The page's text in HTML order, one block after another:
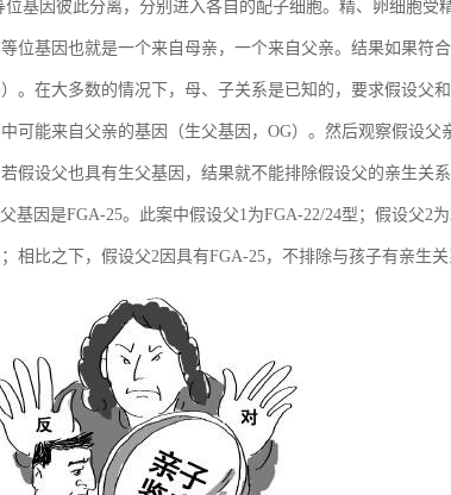
基因彼此分离，分别进入各自的配子细胞。精、卵细胞受
位基因也就是一个来自母亲，一个来自父亲。结果如果符
。在大多数的情况下，母、子关系是已知的，要求假设父
可能来自父亲的基因（生父基因，OG）。然后观察假设父
假设父也具有生父基因，结果就不能排除假设父的亲生关
基因是FGA-25。此案中假设父1为FGA-22/24型；假设父2
相比之下，假设父2因具有FGA-25，不排除与孩子有亲生关